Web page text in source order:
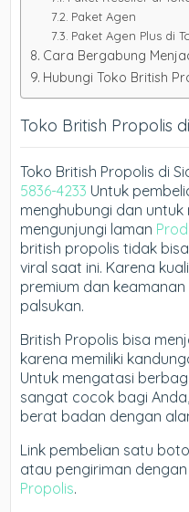
Paket Agen
Paket Agen Plus di
Cara Bergabung
Hubungi Toko British
Toko British Propolis
Toko British Propolis di
5836-4233 Untuk
menghubungi dan
mengunjungi laman
british propolis tidak
viral saat ini. Karena
premium dan
palsukan.
British Propolis bisa
karena memiliki
Untuk mengatasi
sangat cocok bagi
berat badan dengan
Link pembelian satu
atau pengiriman dengan
Propolis.